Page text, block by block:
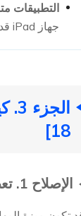
التطبيقات
جهاز iPad قد يساعد.
18]
الإصلاح 1. تعطيل وإعادة تمكين المهام المتعددة